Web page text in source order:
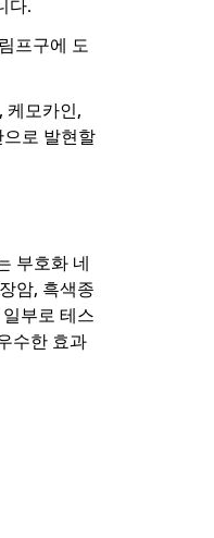
다.
프구에 도
케모카인,
로 발현할
부호화 네
암, 흑색종
부로 테스
수한 효과